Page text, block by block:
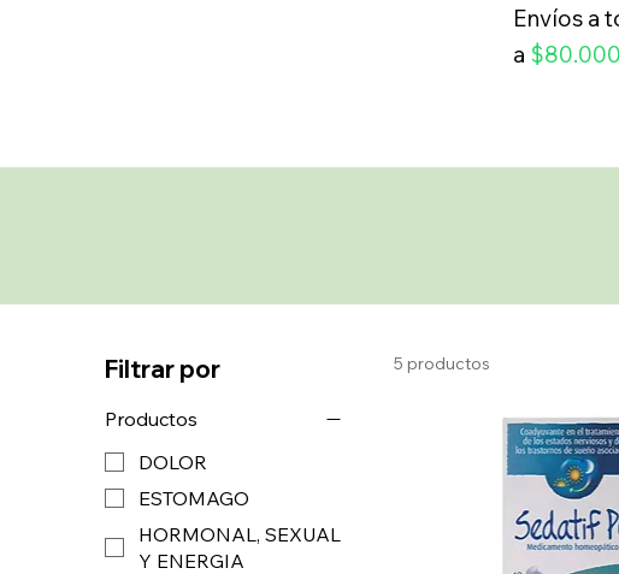
Envíos a
a
Filtrar por
Productos
DOLOR
ESTOMAGO
HORMONAL, SEXUAL
Y ENERGIA
5 productos